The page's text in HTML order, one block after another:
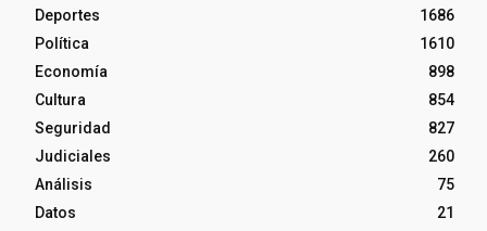
Deportes
1686
Política
1610
Economía
898
Cultura
854
Seguridad
827
Judiciales
260
Análisis
75
Datos
21